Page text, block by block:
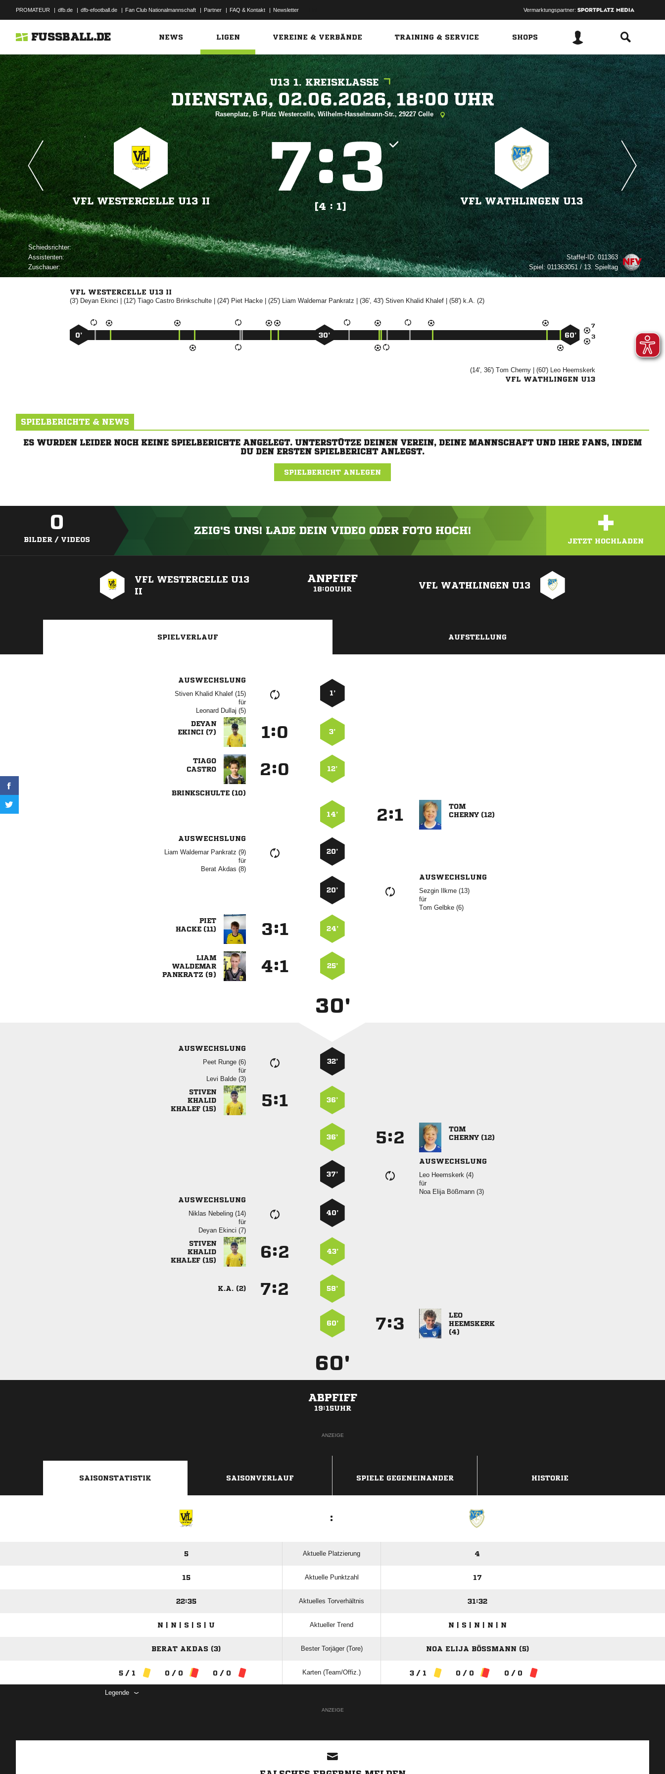
PROMATEUR | dfb.de | dfb-efootball.de | Fan Club Nationalmannschaft | Partner | FAQ & Kontakt | Newsletter Vermarktungspartner:
FUSSBALL.DE NEWS LIGEN VEREINE & VERBÄNDE TRAINING & SERVICE SHOPS
U13 1. KREISKLASSE
   
Rasenplatz, B- Platz Westercelle, Wilhelm-Hasselmann-Str., 29227 Celle
VFL WESTERCELLE U13 II
:
[4 : 1]
VFL WATHLINGEN U13
Schiedsrichter:
Assistenten:
Zuschauer:
Staffel-ID:011363
Spiel:011363051 / 13. Spieltag
VFL WESTERCELLE U13 II
(3')  | (12')  | (24') | (25')   | (36', 43')  | (58') k.A. (2)


0’ 30’ 60’
(14', 36')  | (60')  
VFL WATHLINGEN U13
SPIELBERICHTE & NEWS
ES WURDEN LEIDER NOCH KEINE SPIELBERICHTE ANGELEGT. UNTERSTÜTZE DEINEN VEREIN, DEINE MANNSCHAFT UND IHRE FANS, INDEM
DU DEN ERSTEN SPIELBERICHT ANLEGST.
SPIELBERICHT ANLEGEN
0
BILDER / VIDEOS
ZEIG'S UNS! LADE DEIN VIDEO ODER FOTO HOCH! +
JETZT HOCHLADEN
VFL WESTERCELLE U13
II
ANPFIFF
18:00UHR VFL WATHLINGEN U13
SPIELVERLAUF AUFSTELLUNG
AUSWECHSLUNG
   
für
  
1’

 
: 3’


 
: 12’
14’ :

 
AUSWECHSLUNG
   
für
  
20’
20’
AUSWECHSLUNG
  
für
  

 
: 24’


 
: 25’
30'
AUSWECHSLUNG
  
für
  
32’


 
: 36’
36’ :

 
37’
AUSWECHSLUNG
  
für
   
AUSWECHSLUNG
  
für
  
40’


 
: 43’
K.A. (2) : 58’
60’ :



60'
ABPFIFF
19:15UHR
ANZEIGE
SAISONSTATISTIK SAISONVERLAUF SPIELE GEGENEINANDER HISTORIE
:
5 Aktuelle Platzierung 4
15 Aktuelle Punktzahl 17
22:35 Aktuelles Torverhältnis 31:32
N | N | S | S | U Aktueller Trend N | S | N | N | N
BERAT AKDAS (3) Bester Torjäger (Tore) NOA ELIJA BÖSSMANN (5)
5 / 1 0 / 0 0 / 0 Karten (Team/Offiz.) 3 / 1 0 / 0 0 / 0
Legende
ANZEIGE